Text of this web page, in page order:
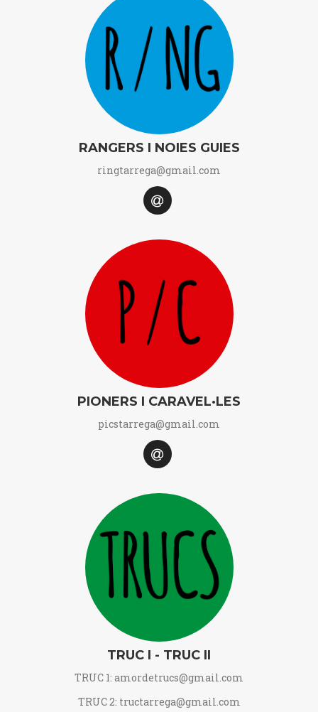
RANGERS I NOIES GUIES
ringtarrega@gmail.com
PIONERS I CARAVEL·LES
picstarrega@gmail.com
TRUC I - TRUC II
TRUC 1: amordetrucs@gmail.com
TRUC 2: tructarrega@gmail.com